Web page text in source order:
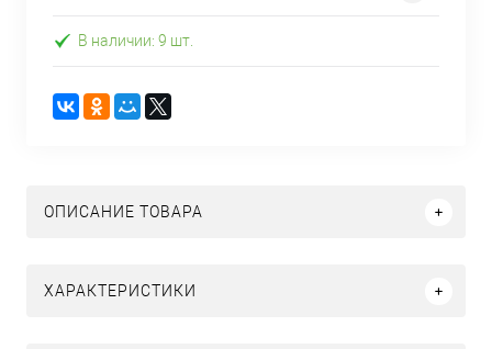
В наличии: 9 шт.
ОПИСАНИЕ ТОВАРА
ХАРАКТЕРИСТИКИ